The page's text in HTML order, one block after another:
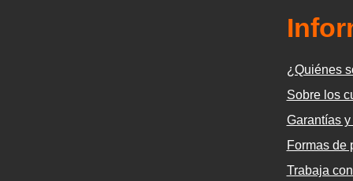
¿Quiénes
Sobre los
Garantías
Formas de
Trabaja